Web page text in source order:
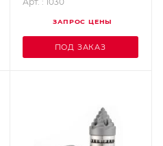
ЗАПРОС ЦЕНЫ
ПОД ЗАКАЗ